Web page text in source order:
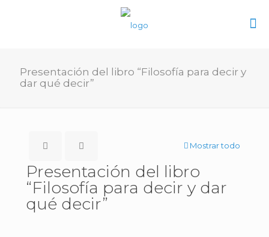
Presentación del libro “Filosofía para decir y
dar qué decir”
Mostrar todo
Presentación del libro
“Filosofía para decir y dar
qué decir”